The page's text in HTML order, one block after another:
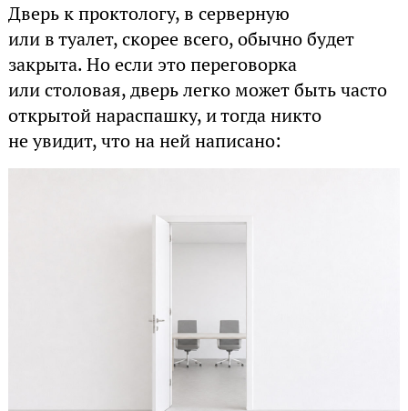
Дверь к проктологу, в серверную
или в туалет, скорее всего, обычно будет
закрыта. Но если это переговорка
или столовая, дверь легко может быть часто
открытой нараспашку, и тогда никто
не увидит, что на ней написано: